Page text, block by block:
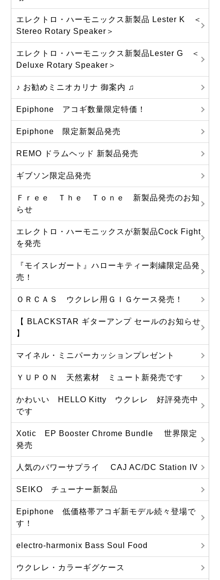
エレクトロ・ハーモニックス新製品 Lester K ＜
Stereo Rotary Speaker＞
エレクトロ・ハーモニックス新製品Lester G ＜
Deluxe Rotary Speaker＞
♪ お勧めミニオカリナ 御案内 ♫
Epiphone アコギ数量限定特価！
Epiphone 限定新製品発売
REMO ドラムヘッド 新製品発売
ギブソン限定品発売
Ｆｒｅｅ Ｔｈｅ Ｔｏｎｅ 新製品発売のお知
らせ
エレクトロ・ハーモニックスが新製品Cock Fight
を発売
『モイスレガート』ハローキティー刺繍限定品発
売！
ＯＲＣＡＳ ウクレレ用ＧＩＧケース発売！
【 BLACKSTAR ギターアンプ セールのお知らせ
】
マイネル・ミニパーカッションプレゼント
ＹＵＰＯＮ 天然素材 ミュート新発売です
かわいい HELLO Kitty ウクレレ 好評発売中
です
Xotic EP Booster Chrome Bundle 世界限定
発売
人気のパワーサプライ CAJ AC/DC Station IV
SEIKO チューナー新製品
Epiphone 低価格帯アコギ新モデル続々登場で
す！
electro-harmonix Bass Soul Food
ウクレレ・カラーギグケース